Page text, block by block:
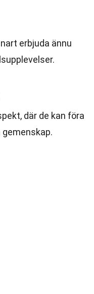
erbjuda ännu
där de kan föra